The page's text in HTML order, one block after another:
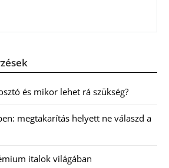
és mikor lehet rá szükség?
megtakarítás helyett ne válaszd a
italok világában